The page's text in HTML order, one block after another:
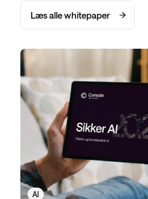
Læs alle whitepaper
AI